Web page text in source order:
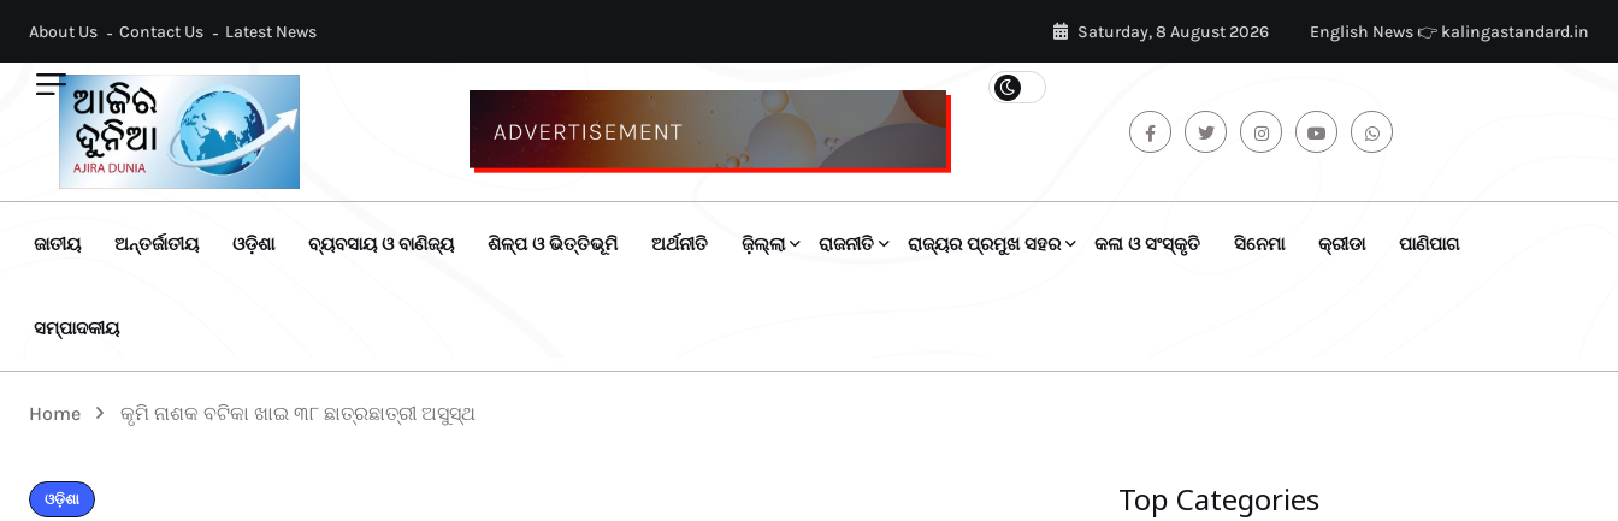
About Us Contact Us Latest News Saturday, 8 August 2026 English News 👉 kalingastandard.in
ଜାତୀୟ ଅନ୍ତର୍ଜାତୀୟ ଓଡ଼ିଶା ବ୍ୟବସାୟ ଓ ବାଣିଜ୍ୟ ଶିଳ୍ପ ଓ ଭିତ୍ତିଭୂମି ଅର୍ଥନୀତି ଜ଼ିଲ୍ଲା ରାଜନୀତି ରାଜ୍ୟର ପ୍ରମୁଖ ସହର କଳା ଓ ସଂସ୍କୃତି ସିନେମା କ୍ରୀଡା ପାଣିପାଗ
ସମ୍ପାଦକୀୟ
Home କୃମି ନାଶକ ବଟିକା ଖାଇ ୩୮ ଛାତ୍ରଛାତ୍ରୀ ଅସୁସ୍ଥ
ଓଡ଼ିଶା Top Categories